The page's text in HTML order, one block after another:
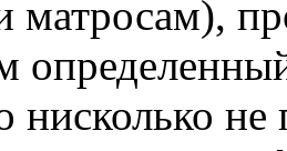
матросам),
нисколько не